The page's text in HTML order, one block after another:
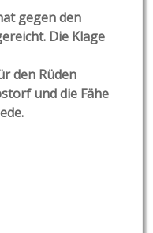
gegen den
Die Klage
den Rüden
und die Fähe